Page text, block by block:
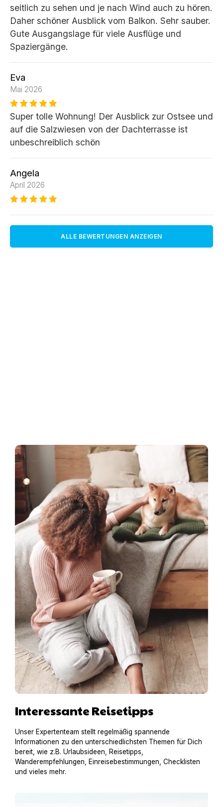
seitlich zu sehen und je nach Wind auch zu hören.
Daher schöner Ausblick vom Balkon. Sehr sauber.
Gute Ausgangslage für viele Ausflüge und
Spaziergänge.
Eva
Mai 2026
Super tolle Wohnung! Der Ausblick zur Ostsee und
auf die Salzwiesen von der Dachterrasse ist
unbeschreiblich schön
Angela
April 2026
ALLE BEWERTUNGEN ANZEIGEN
Interessante Reisetipps
Unser Expertenteam stellt regelmäßig spannende
Informationen zu den unterschiedlichsten Themen für Dich
bereit, wie z.B. Urlaubsideen, Reisetipps,
Wanderempfehlungen, Einreisebestimmungen, Checklisten
und vieles mehr.